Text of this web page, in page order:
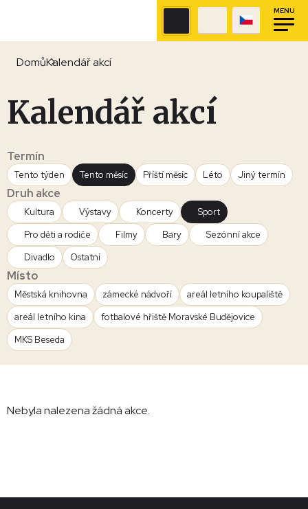
MENU
DomůKalendář akcí
Kalendář akcí
Termín
Tento týden Tento měsíc Příští měsíc Léto Jiný termín
Druh akce
Kultura Výstavy Koncerty
Sport
Pro děti a rodiče
Filmy Bary
Sezónní akce
Divadlo
Ostatní
Místo
Městská knihovna zámecké nádvoří
areál letního koupaliště
areál letního kina
fotbalové hřiště Moravské Budějovice
MKS Beseda
Nebyla nalezena žádná akce.